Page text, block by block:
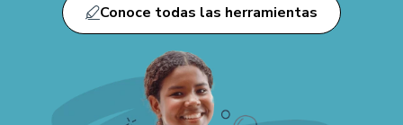
Conoce todas las herramientas